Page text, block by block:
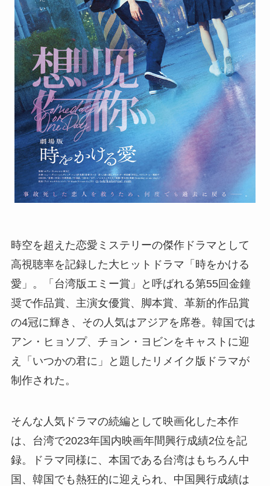
時空を超えた恋愛ミステリーの傑作ドラマとして
高視聴率を記録した大ヒットドラマ「時をかける
愛」。「台湾版エミー賞」と呼ばれる第55回金鐘
奨で作品賞、主演女優賞、脚本賞、革新的作品賞
の4冠に輝き、その人気はアジアを席巻。韓国では
アン・ヒョソプ、チョン・ヨビンをキャストに迎
え「いつかの君に」と題したリメイク版ドラマが
制作された。
そんな人気ドラマの続編として映画化した本作
は、台湾で2023年国内映画年間興行成績2位を記
録。ドラマ同様に、本国である台湾はもちろん中
国、韓国でも熱狂的に迎えられ、中国興行成績は